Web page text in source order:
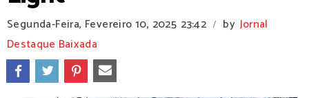
Segunda-Feira, Fevereiro 10, 2025 23:42 / by Jornal
Destaque Baixada